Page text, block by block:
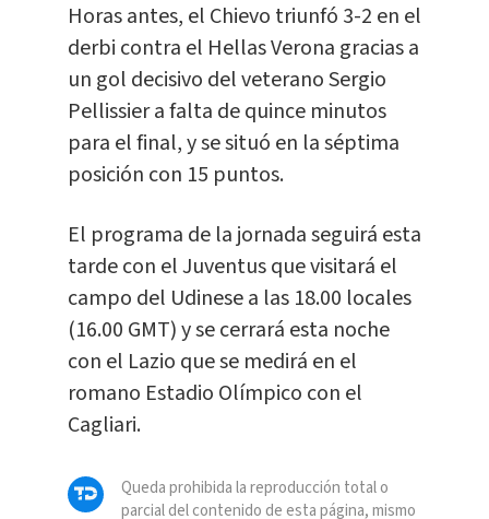
Horas antes, el Chievo triunfó 3-2 en el
derbi contra el Hellas Verona gracias a
un gol decisivo del veterano Sergio
Pellissier a falta de quince minutos
para el final, y se situó en la séptima
posición con 15 puntos.
El programa de la jornada seguirá esta
tarde con el Juventus que visitará el
campo del Udinese a las 18.00 locales
(16.00 GMT) y se cerrará esta noche
con el Lazio que se medirá en el
romano Estadio Olímpico con el
Cagliari.
Queda prohibida la reproducción total o
parcial del contenido de esta página, mismo